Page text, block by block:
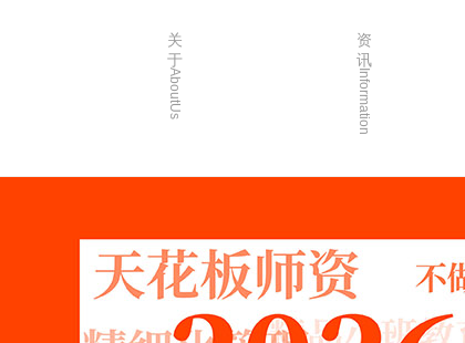
关
于
AboutUs
校园环境
创始人介绍
资
讯
Information
艺考资讯